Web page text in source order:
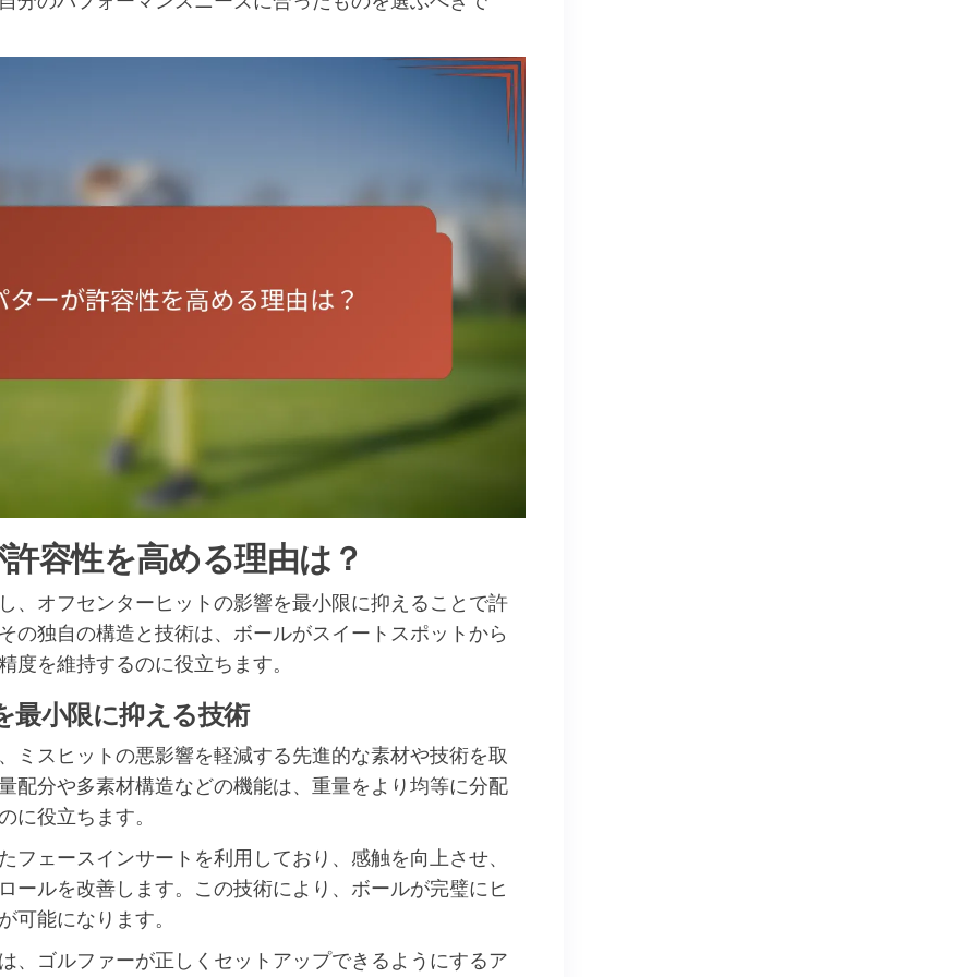
容性を高める理由は？
、オフセンターヒットの影響を最小限に抑えることで許
の独自の構造と技術は、ボールがスイートスポットから
を維持するのに役立ちます。
最小限に抑える技術
ミスヒットの悪影響を軽減する先進的な素材や技術を取
配分や多素材構造などの機能は、重量をより均等に分配
に役立ちます。
ェースインサートを利用しており、感触を向上させ、
ールを改善します。この技術により、ボールが完璧にヒ
可能になります。
、ゴルファーが正しくセットアップできるようにするア